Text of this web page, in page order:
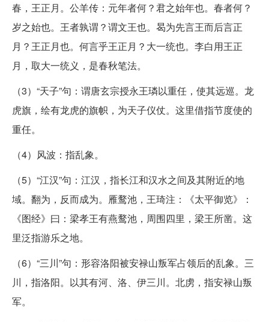
春，王正月。公羊传：元年者何？君之始年也。春者何？
岁之始也。王者孰谓？谓文王也。曷为先言王而后言正
月？王正月也。何言乎王正月？大一统也。李白用王正
月，取大一统义，是春秋笔法。
（3）“天子”句：谓唐玄宗授永王璘以重任，使其远巡。龙
虎旗，绘有龙虎的旗帜，为天子仪仗。这里借指节度使的
重任。
（4）风波：指乱象。
（5）“江汉”句：江汉，指长江和汉水之间及其附近的地
域。翻为，反而成为。雁鹜池，王琦注：《太平御览》：
《图经》曰：梁孝王有燕鹜池，周围四里，梁王所凿。这
里泛指游乐之地。
（6）“三川”句：形容洛阳被安禄山叛军占领后的乱象。三
川，指洛阳。以其有河、洛、伊三川。北虏，指安禄山叛
军。